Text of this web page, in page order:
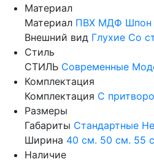
Материал
Материал ПВХ МДФ Шпон
Внешний вид Глухие Со
Стиль
СТИЛЬ Современные
Комплектация
Комплектация С
Размеры
Габариты Стандартные
Ширина 40 см. 50 см. 55
Наличие